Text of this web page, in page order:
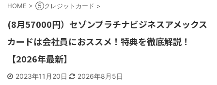
HOME > ⑤クレジットカード >
(8月57000円）セゾンプラチナビジネスアメックス
カードは会社員におススメ！特典を徹底解説！
【2026年最新】
2023年11月20日 2026年8月5日